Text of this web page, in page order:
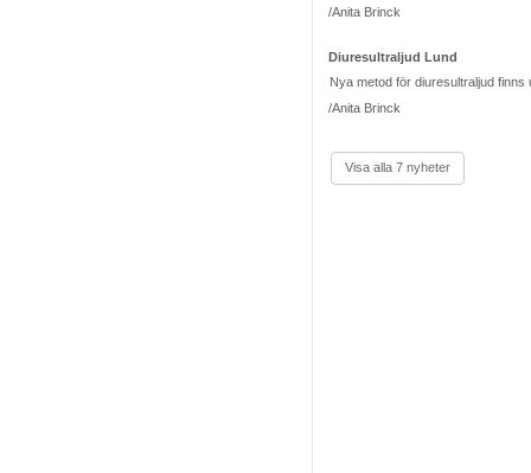
/Anita Brinck
Diuresultraljud Lund
Nya metod för diuresultraljud finns
/Anita Brinck
Visa alla 7 nyheter